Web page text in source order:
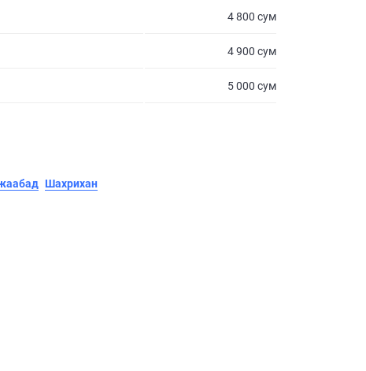
4 800 сум
4 900 сум
5 000 сум
Шахрихан